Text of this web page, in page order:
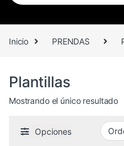
Inicio PRENDAS
Plantillas
Mostrando el único resultado
Opciones